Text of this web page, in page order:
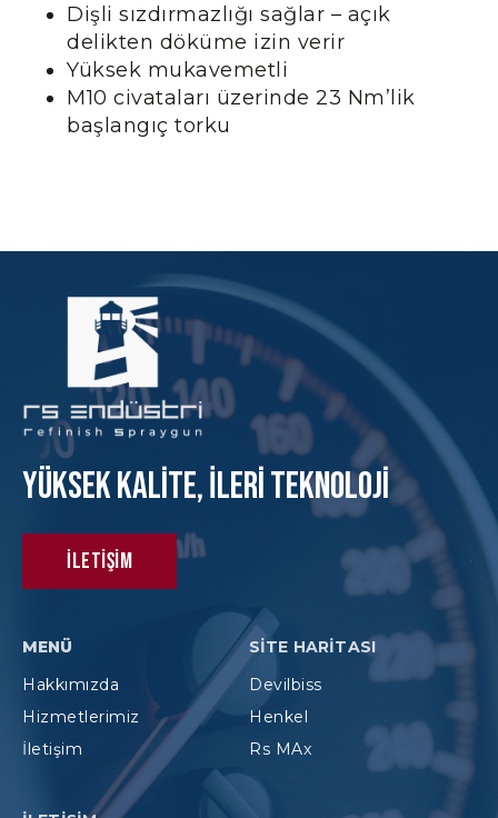
Dişli sızdırmazlığı sağlar – açık
delikten döküme izin verir
Yüksek mukavemetli
M10 civataları üzerinde 23 Nm’lik
başlangıç torku
Yüksek KAlite, İleri Teknoloji
İletişim
MENÜ
Hakkımızda
Hizmetlerimiz
İletişim
SITE HARITASI
Devilbiss
Henkel
Rs MAx